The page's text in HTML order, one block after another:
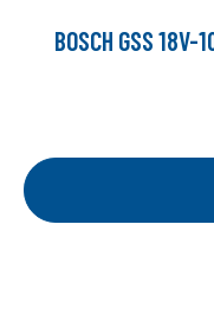
BOSCH GSS 18V-